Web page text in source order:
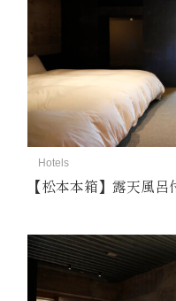
Hotels
【松本本箱】露天風